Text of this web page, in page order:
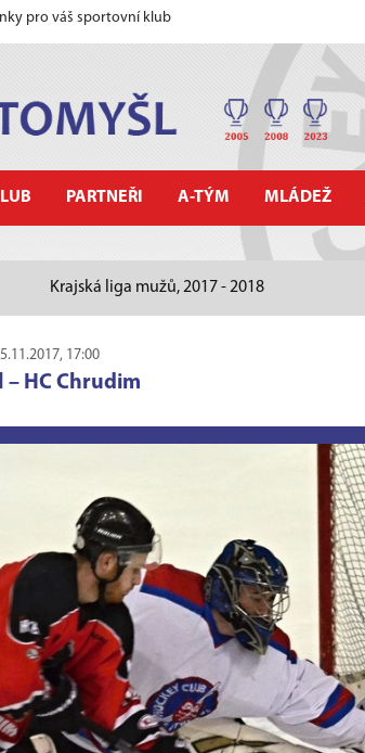
pro váš sportovní klub
PARTNEŘI A-TÝM MLÁDEŽ
Krajská liga mužů, 2017 - 2018
17:00
– HC Chrudim